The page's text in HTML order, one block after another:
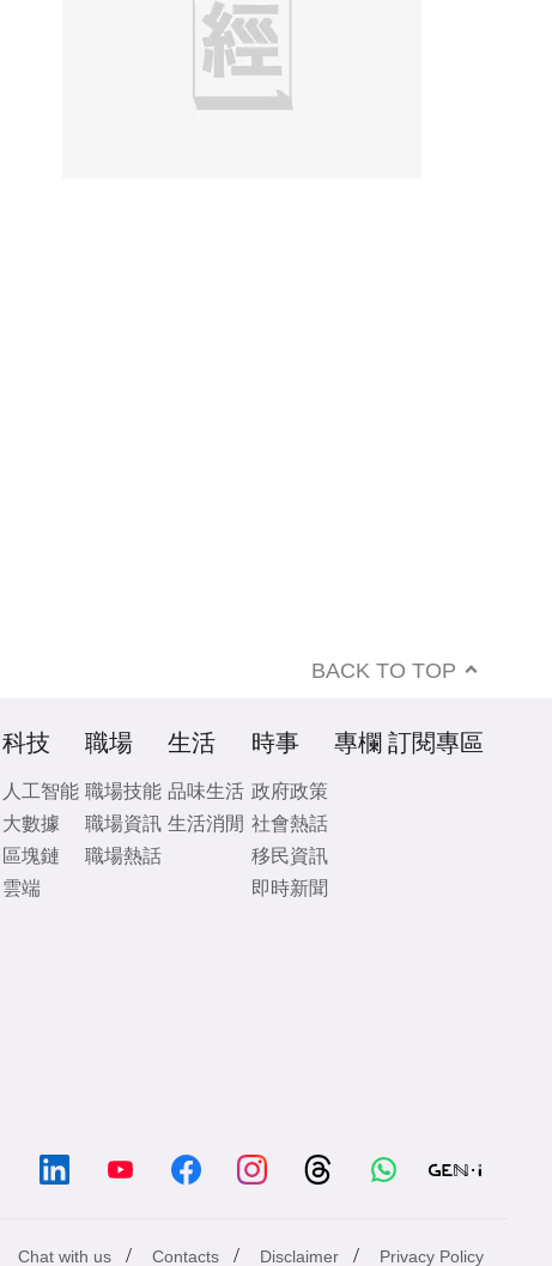
BACK TO TOP
科技
人工智能
大數據
區塊鏈
雲端
職場
職場技能
職場資訊
職場熱話
生活
品味生活
生活消閒
時事
政府政策
社會熱話
移民資訊
即時新聞
專欄 訂閱專區
Chat with us / Contacts / Disclaimer / Privacy Policy